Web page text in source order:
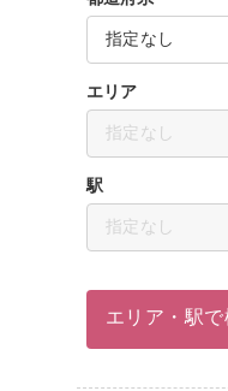
指定なし
エリア
指定なし
駅
指定なし
エリア・駅で